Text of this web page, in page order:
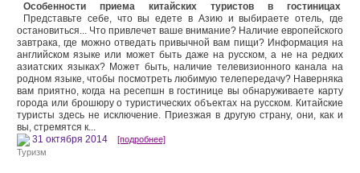
Особенности приема китайских туристов в гостиницах
Представьте себе, что вы едете в Азию и выбираете отель, где
остановиться... Что привлечет ваше внимание? Наличие европейского
завтрака, где можно отведать привычной вам пищи? Информация на
английском языке или может быть даже на русском, а не на редких
азиатских языках? Может быть, наличие телевизионного канала на
родном языке, чтобы посмотреть любимую телепередачу? Наверняка
вам приятно, когда на ресепшн в гостинице вы обнаруживаете карту
города или брошюру о туристических объектах на русском. Китайские
туристы здесь не исключение. Приезжая в другую страну, они, как и
вы, стремятся к...
31 октября 2014 [подробнее]
Туризм